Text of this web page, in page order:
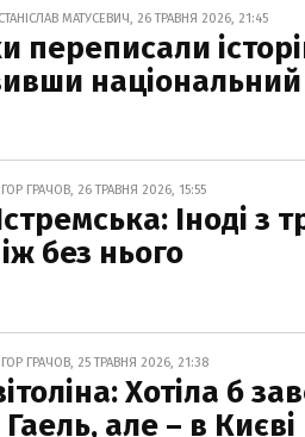
МАТУСЕВИЧ, 26 ТРАВНЯ 2026, 21:45
переписали
ГРАЧОВ, 26 ТРАВНЯ 2026, 15:55
Іноді з
без нього
ГРАЧОВ, 25 ТРАВНЯ 2026, 21:38
Хотіла б
але – в Києві